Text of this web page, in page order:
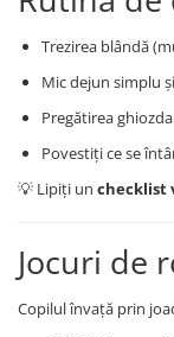
Trezirea blândă
Mic dejun simplu
Pregătirea
Povestiți ce se
💡 Lipiți un checklist
Jocuri de
Copilul învață prin